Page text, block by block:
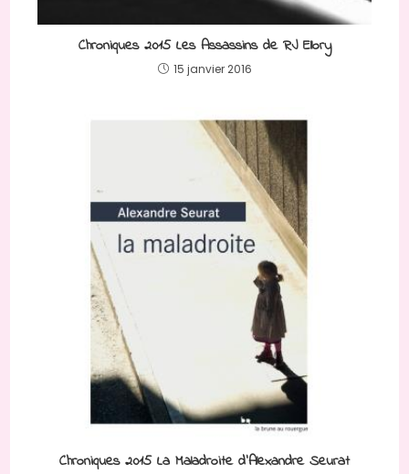
Chroniques 2015 Les Assassins de RJ Ellory
15 janvier 2016
Chroniques 2015 La Maladroite d’Alexandre Seurat